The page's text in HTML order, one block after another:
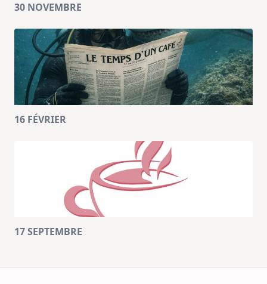
30 NOVEMBRE
16 FÉVRIER
17 SEPTEMBRE